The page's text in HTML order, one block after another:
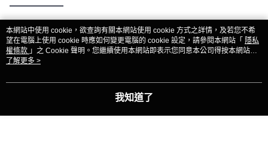
熱門標籤
本網站中使用 cookie，欲查詢有關本網站使用 cookie 方式之詳情，及若您不希
望在電腦上使用 cookie 時應如何變更電腦的 cookie 設定，請參閱本網站「 隱私
權條款 」之 Cookie 聲明。您繼續使用本網站即表示您同意本公司得按本網站使
用條款之 Cookie 聲明使用 cookie。
了解更多 >
我知道了